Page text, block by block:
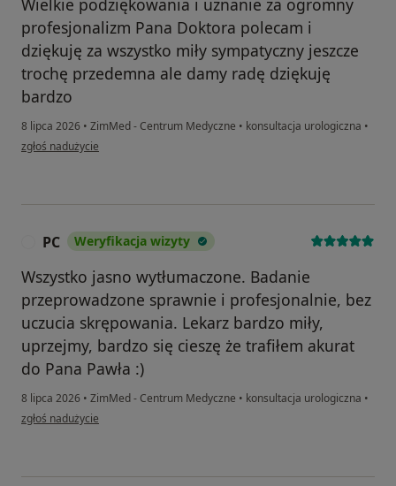
profesjonalizm Pana Doktora polecam i
dziękuję za wszystko miły sympatyczny jeszcze
trochę przedemna ale damy radę dziękuję
bardzo
8 lipca 2026 • ZimMed - Centrum Medyczne • konsultacja urologiczna •
w opinii użytkownika Ania K
zgłoś nadużycie
PC Weryfikacja wizyty
Wszystko jasno wytłumaczone. Badanie
przeprowadzone sprawnie i profesjonalnie, bez
uczucia skrępowania. Lekarz bardzo miły,
uprzejmy, bardzo się cieszę że trafiłem akurat
do Pana Pawła :)
8 lipca 2026 • ZimMed - Centrum Medyczne • konsultacja urologiczna •
w opinii użytkownika PC
zgłoś nadużycie